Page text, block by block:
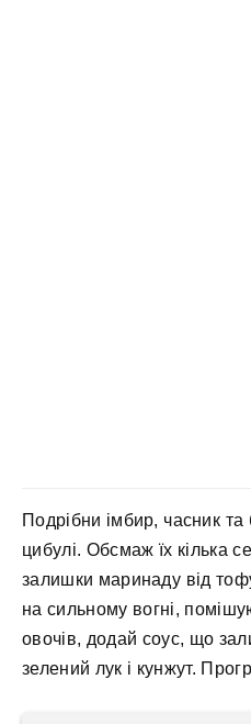
Подрібни імбир, часник та
цибулі. Обсмаж їх кілька
залишки маринаду від
на сильному вогні,
овочів, додай соус, що
зелений лук і кунжут.